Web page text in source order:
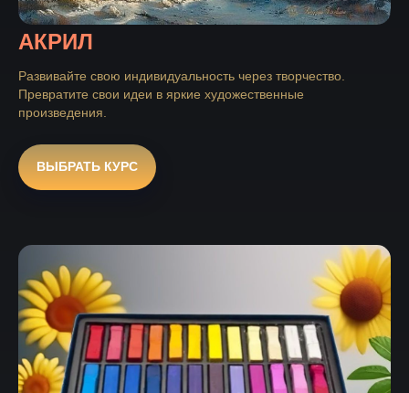
АКРИЛ
Развивайте свою индивидуальность через творчество.
Превратите свои идеи в яркие художественные
произведения.
ВЫБРАТЬ КУРС